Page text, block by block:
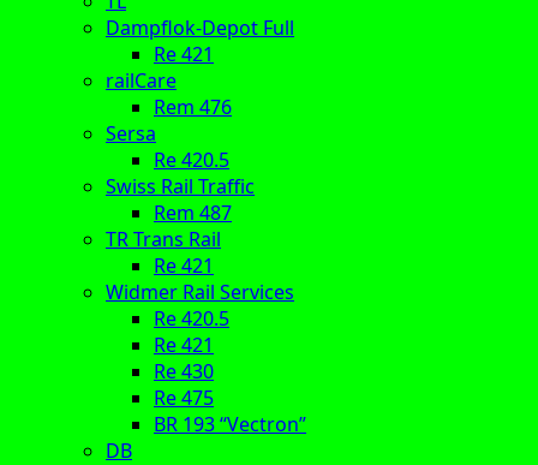
Dampflok-Depot Full
Re 421
railCare
Rem 476
Sersa
Re 420.5
Swiss Rail Traffic
Rem 487
TR Trans Rail
Re 421
Widmer Rail Services
Re 420.5
Re 421
Re 430
Re 475
BR 193 “Vectron”
DB